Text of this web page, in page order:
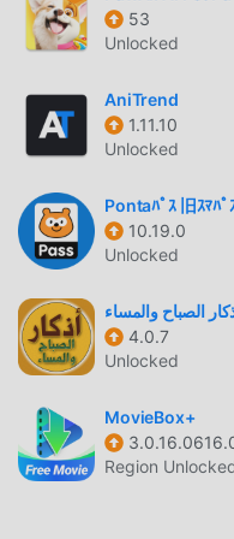
this app with amusing
trend with the trendy
TIME WARP
приложением
привлекло большое
которым нравится
вы хотите загрузить
лучший выбор. moddroid
последнюю версию Time
также бесплатно
помогут вам бесплатно
приложения. moddroid
Warp Scan не будут
53
Unlocked
AniTrend
1.11.10
Unlocked
Pontaﾊﾟｽ 旧ｽﾏﾊﾟ
10.19.0
Unlocked
الصباح والمساء
4.0.7
Unlocked
MovieBox+
Region